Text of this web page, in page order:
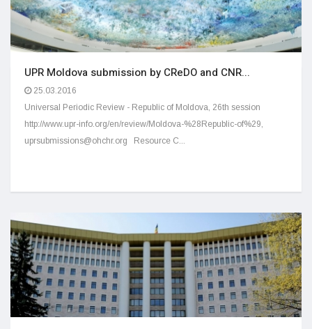
UPR Moldova submission by CReDO and CNR...
25.03.2016
Universal Periodic Review - Republic of Moldova, 26th session
http://www.upr-info.org/en/review/Moldova-%28Republic-of%29,
uprsubmissions@ohchr.org Resource C...